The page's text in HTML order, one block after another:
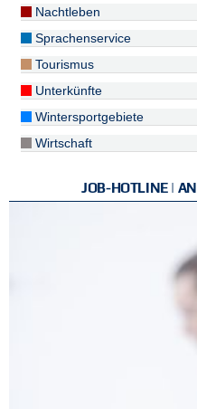
Nachtleben
Sprachenservice
Tourismus
Unterkünfte
Wintersportgebiete
Wirtschaft
JOB-HOTLINE |